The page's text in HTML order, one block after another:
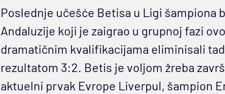
Poslednje učešće Betisa u Ligi šampiona
Andaluzije koji je zaigrao u grupnoj fazi
dramatičnim kvalifikacijama eliminisali
rezultatom 3:2. Betis je voljom žreba
aktuelni prvak Evrope Liverpul, šampion